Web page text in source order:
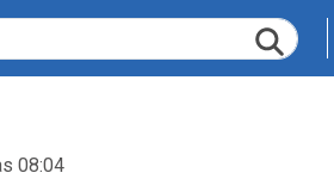
08:04